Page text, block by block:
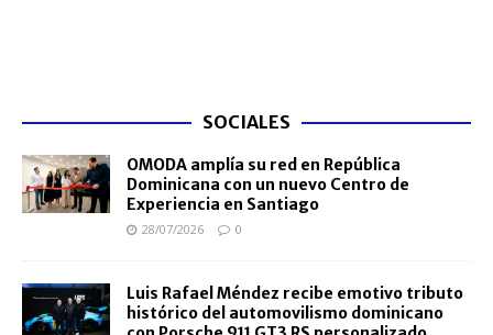
SOCIALES
OMODA amplía su red en República
Dominicana con un nuevo Centro de
Experiencia en Santiago
28/07/2026 0
Luis Rafael Méndez recibe emotivo tributo
histórico del automovilismo dominicano